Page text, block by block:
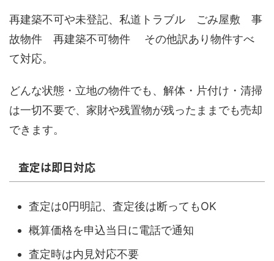
再建築不可や未登記、私道トラブル ごみ屋敷 事
故物件 再建築不可物件 その他訳あり物件すべ
て対応。
どんな状態・立地の物件でも、解体・片付け・清掃
は一切不要で、家財や残置物が残ったままでも売却
できます。
査定は即日対応
査定は0円明記、査定後は断ってもOK
概算価格を申込当日に電話で通知
査定時は内見対応不要